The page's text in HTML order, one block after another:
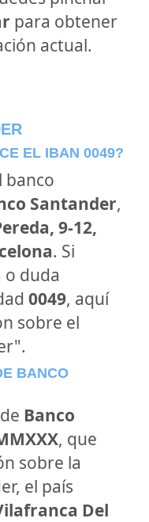
para obtener
actual.
EL IBAN 0049?
banco
Santander,
9-12,
. Si
duda
0049, aquí
sobre el
BANCO
Banco
, que
sobre la
el país
Del